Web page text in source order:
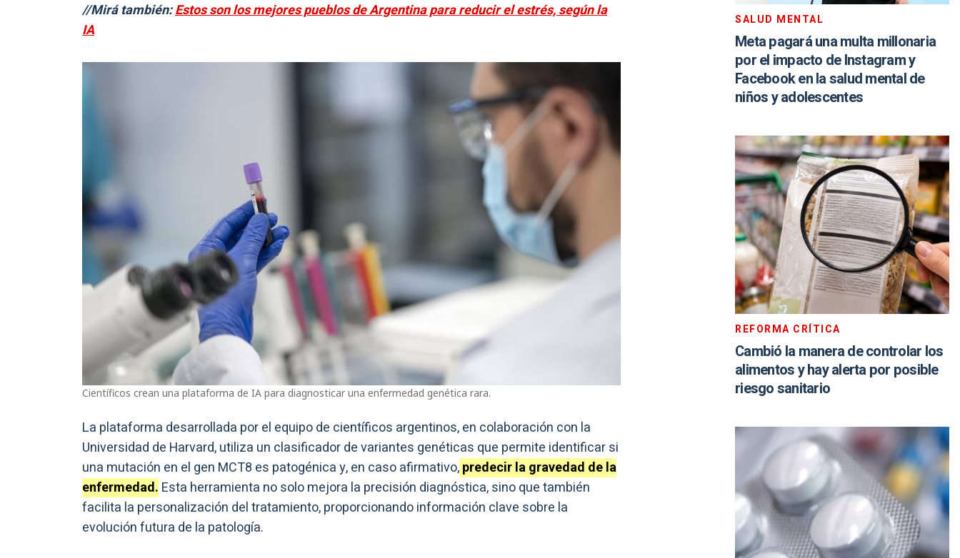
//Mirá también:Estos son los mejores pueblos de Argentina para reducir el estrés, según la
IA
Científicos crean una plataforma de IA para diagnosticar una enfermedad genética rara.
La plataforma desarrollada por el equipo de científicos argentinos, en colaboración con la
Universidad de Harvard, utiliza un clasificador de variantes genéticas que permite identificar si
una mutación en el gen MCT8 es patogénica y, en caso afirmativo,predecir la gravedad de la
enfermedad. Esta herramienta no solo mejora la precisión diagnóstica, sino que también
facilita la personalización del tratamiento, proporcionando información clave sobre la
evolución futura de la patología.
SALUD MENTAL
Meta pagará una multa millonaria
por el impacto de Instagram y
Facebook en la salud mental de
niños y adolescentes
REFORMA CRÍTICA
Cambió la manera de controlar los
alimentos y hay alerta por posible
riesgo sanitario